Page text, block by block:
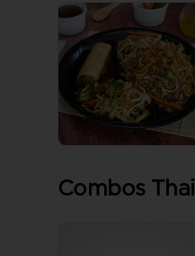
Combos Thai